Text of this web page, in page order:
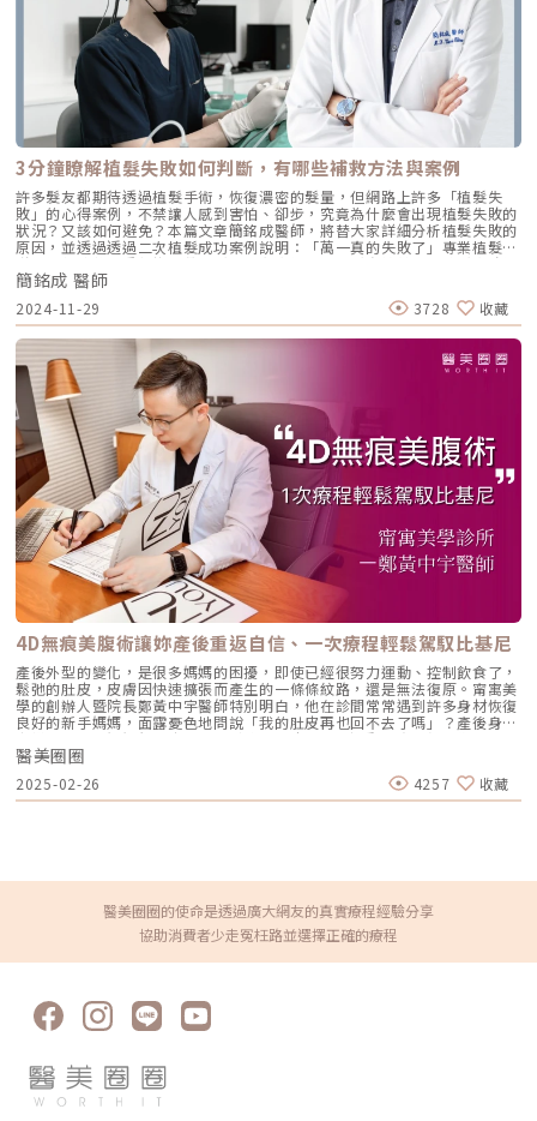
痘疤是暫時性的現象，大多出現紅色或黑棕色，主要出現在痘痘退去後。痘
印／痘斑是由痘痘引起的發炎，帶來血管擴張和色素沉澱，通常會隨著時間
逐漸淡化。(1)紅痘疤：紅痘疤主要是痘痘的發炎而產生，當痘痘在發炎階
段時，周遭的微血管會擴張，形成紅色的痘印。這種類型的痘疤通常會在痘
痘消退後數週內漸漸好轉。• 紅痘疤：紅痘疤主要是痘痘的發炎而產生，
當痘痘在發炎階段時，周遭的微血管會擴張，形成紅色的痘印。這種類型的
痘疤通常會在痘痘消退後數週內漸漸好轉。• 黑痘疤：黑色痘疤大多表現
是深黑或咖啡色，由於痘痘造成皮膚組織受損，黑色素會開始在皮膚表面累
積形成。黑色痘疤相較於紅色痘疤更難消退，需要長時間的護理才能見效。
2. 痘疤：痘疤是由嚴重的痘痘發炎和皮膚組織受損導致的疤痕，大多表現凹
陷或凸起的狀態。相較於痘印∕痘斑，痘疤通常需要長時間和專業治療才能
消退。• 凸痘疤：主要形成原因是傷口異常癒合，如果纖維母細胞太過活
躍，會引起過多的膠原蛋白，導致組織增生，進而在皮膚表面形成凸起的痘
疤。• 凹痘疤：主要是痘痘傷口太深，修復過程中流失大量的膠原蛋白，
導致皮膚凹陷。3大解決痘疤策略許多人會因為痘疤而感到困擾，痘疤的存
在總是讓我們感到不自在，但幸好總有方法可以幫助我們來解決它們。接下
來，讓我們來看痘疤消除的各種方法吧！ 尋求皮膚科醫師如果正在困擾痘
痘及痘痘會留疤的問題，不妨考慮向皮膚科醫生尋求解決。醫師會根據每個
人的情況和症狀，提供適合的治療方案。以下是常見的皮膚科治療方法：•
痘疤藥膏：能加速色素型痘疤代謝，如杜鵑花酸藥膏、A 酸藥膏、對苯二酚
藥膏等。• 口服藥物治療：如口服抗生素、A 酸、抗發炎藥物，有助於減
輕發炎、促進修復。• 痘疤手術：適用於嚴重或深層的痘疤，包括皮下切
除、真皮移植、脂肪移植或注射生長因子等。 醫美雷射療程若痘疤屬於永
久性的凹凸痘疤或較難處理的痘印，就可以考慮接受醫美雷射療程。常見的
雷射療程如下：• 淨膚雷射：利用選擇性吸收黑色素，可去除老廢角質、
擊碎黑色素，淡化皮膚色斑或瑕疵。加熱真皮層促進膠原蛋白增生，改善粉
刺、青春痘，讓皮膚平滑細緻。• 皮秒雷射：採用高壓作用於皮膚下的黑
色素，擊碎成微小粒子，使黑色素吸收並代謝排出。相較其他療程方式，皮
秒雷射對皮膚損傷較低，對周遭肌膚影響較小，且安全有效。• 磨皮雷
射：透過水分吸收特性，能將熱能傳達至皮膚細胞，達到快速蒸發和破壞組
織。療程中，舊疤痕和老化皮膚被去除，新皮膚組織再生；但療程後會有開
放性傷口，需較長時間修復。• 染料雷射：主要處理偏紅色的皮膚，利用
雷射波長吸收血紅素，控制皮脂腺，同時破壞異常擴張的微血管，減緩青春
痘產生的紅腫，使皮膚色澤均勻。• 飛梭雷射：利用氣化雷射熱能摧毀上
皮組織，創造細小傷口促進皮膚修復，特別適用於毛孔、凹洞、痘疤等。
使用淡化痘疤保養品如果擔憂藥物和醫美對身體造成負擔或其他影響，可以
先從日常的痘疤保養開始。。以下是選擇痘疤淡化保養品時要留意的注意事
項。• 消炎功能：建議選擇消炎成分，如茶樹油、洋甘菊和綠茶等，都能
利於減緩紅腫和發炎，促進皮膚修復。• 酸類代謝：酸類成分利於去除死
皮細胞，刺激細胞更新和膠原蛋白結合，有效淡化痘疤。例如：水楊酸、果
酸和杜鵑花酸，可提亮膚色、改善膚質及淡化色素沉澱。• 控制黑色素：
需包含控制黑色素增生的成分，例如維生素C，可減少色素沉澱，調整膚色
均勻度，都有利於淡化痘疤。★溫馨提醒★小編要提醒大家，醫療並非單純
的商業交易，所有的療程都伴隨著風險。因此，作為消費者應該謹慎選擇合
適的醫療方案，以確保安全與健康。
3分鐘瞭解植髮失敗如何判斷，有哪些補救方法與案例
許多髮友都期待透過植髮手術，恢復濃密的髮量，但網路上許多「植髮失
敗」的心得案例，不禁讓人感到害怕、卻步，究竟為什麼會出現植髮失敗的
狀況？又該如何避免？本篇文章簡銘成醫師，將替大家詳細分析植髮失敗的
原因，並透過透過二次植髮成功案例說明：「萬一真的失敗了」專業植髮團
隊該如何補救，重新找回豐沛髮量，和宛如天生的髮際線輪廓。植髮失敗如
何定義、判斷？植髮失敗會出現哪些情況？網路上充斥許多植髮失敗的文
章，讓許多髮友因此卻步，擔心花了時間、金錢，效果卻不如預期，究竟該
如何定義植髮失敗？簡銘成醫師貼心整理出3大關鍵，幫助髮友釐清術後成
效：1.毛囊存活率低「時間」是影響毛囊存活率最重要的關鍵，當毛囊在頭
皮外的逗留時間越長，存活率就會大幅下降，導致術後，頭髮未能如預期般
重新長出來。2.術後疤痕、結痂植髮屬於微創手術，因此術後仍會有微小的
傷口及疤痕，許多人會因為擔心傷害到剛植入的毛囊或是術後傷口而不敢洗
頭，但其實術後的頭皮清潔相當重要，不洗頭不僅可能造成傷口感染，還會
讓植髮區的結痂影響到術後頭髮生長狀況。3.毛流不順，髮際線不自然（圖
／首盛診所-簡銘成醫師提供）毛囊種植的角度與方向，都會影響髮際線自
然度及毛流走向，因此植髮時醫師必須配合原生毛髮的髮流方向及角度，將
毛囊植入事先規劃的區域，才能達到自然美觀的效果。 因此，簡銘成醫師
在植髮時，會根據患者頭髮的生長狀況排列出微微不規則的鋸齒狀，而種植
毛囊時則會依據理想的視覺密度，在髮際線最前緣兩排的區域，植入最細的
毛囊，靠近原生髮的部分則是植入多髮毛囊，打造出宛如天生的自然髮流。
為什麼會植髮失敗？還有比植髮失敗更痛苦的事情嗎？為什麼在醫療技術這
麼進步的時代，還會出現植髮失敗的慘況，簡銘成醫師分享，有可能是下列
幾個因素導致植髮失敗：植髮失敗原因1：醫師、植髮團隊經驗不足當毛囊
離開身體的時間越久，存活率也會跟著下降，因此團隊的專業度及默契就顯
得格外重要，所以，在首盛的每一場植髮手術，簡銘成醫師都堅持安排足夠
的分髮師，因為分髮是需要高度的細心與專心，不能因為趕時間而求快，在
取髮的同時，分髮團隊也會同步開始分髮，加速植髮流程，提高毛囊存活
率。植髮失敗原因2：植髮密度判斷錯誤植髮密度是決定術後髮量的重要關
鍵，但許多診所並非植髮醫師親自諮詢、評估，恐導致植髮密度不足，效果
不彰。 簡銘成醫師分享：植髮手術，通常每平方公分種植70-80根就會有茂
密的視覺效果，但必須注意的是，雄性禿患者頭皮的血液循環較差，若種植
密度過高，反而會導致植入的毛囊無法吸收足夠養分，降低存活率。 因此
在進行植髮手術之前，一定要先找到專業的醫師，根據髮友的頭皮狀況進行
密度評估，調整合適的種植面積與毛囊株數規劃，才能達到最佳的植髮效
果。植髮失敗原因3：術後照護不佳植髮手術，除了專業的醫師團隊之外，
患者術後的保養也非常重要，每個環節都必須做到最好，才會是一場成功的
植髮。 植髮術後14天，種植區的毛囊才會穩固下來，主要是因為剛植入的
程，患者可以根據自身需求選擇療程，讓頭皮維持最佳狀態。植髮失敗原因
4：沒有落實生髮對許多患者來說，生髮、植髮就像是選擇題，不想手術就
選生髮，想要更快看到改變就選植髮，但其實生髮、植髮必須同時並進相輔
相成。 植髮手術是從後枕部「永不落髮區」取出健康的毛囊植入落髮區，
個地方；但是原本還殘留在上面的頭髮，還是有可能會繼續掉，這時就會出
《點擊看完整文章介紹》文章轉載自「首盛診所-簡銘成醫師專欄」
簡銘成 醫師
2024-11-29 3728 收藏
4D無痕美腹術讓妳產後重返自信、一次療程輕鬆駕馭比基尼
產後外型的變化，是很多媽媽的困擾，即使已經很努力運動、控制飲食了，
鬆弛的肚皮，皮膚因快速擴張而產生的一條條紋路，還是無法復原。甯寓美
學的創辦人暨院長鄭黃中宇醫師特別明白，他在診間常常遇到許多身材恢復
良好的新手媽媽，面露憂色地問說「我的肚皮再也回不去了嗎」？產後身材
走樣，是許多媽媽們的痛，尤其鬆垮的肚皮，更是運動節食也無法復原，鄭
黃醫師就常遇到許多新手媽媽們求助。圖 ∕ 甯寓美學診所提供。腹部鬆弛
好困擾，美腹療程知多少造成腹部鬆弛、妊娠紋的原因多半與肥胖、懷孕有
關。當腹部的皮膚和肌肉被過度撐大，就會導致彈性結構受損，一段時間後
就會出現妊娠紋。即使控制體重、減少體脂，讓腰圍縮小，但已經撐大的皮
傷口面積大，加上術後的恢復期漫長，還得長時間穿塑身衣，對於需要照顧
家庭的媽媽來說是額外的負擔。此外，手術還可能留下明顯的疤痕，也讓不
少求診者卻步。4D無痕美腹術只需一次療程，就能有非常明顯的改善，4-6
後，鄭黃醫師新創了4D無痕美腹術，顧名思義療程後無須恢復期，也不會
留疤痕，輕鬆重回緊緻的狀態。不僅可快速擺脫腹部鬆弛，也能讓妊娠紋淡
不用擔心，療程後也能輕鬆應對家事及照顧小孩。此外，4D無痕美腹術還
可針對不同層次的組織進行調整，收緊深層的筋膜，讓腹部曲線更緊實漂
亮。如果求診者本身的腹部脂肪較多，也可以搭配消脂療程，讓腹部整體線
醫美圈圈
2025-02-26 4257 收藏
醫美圈圈的使命是透過廣大網友的真實療程經驗分享
協助消費者少走冤枉路並選擇正確的療程